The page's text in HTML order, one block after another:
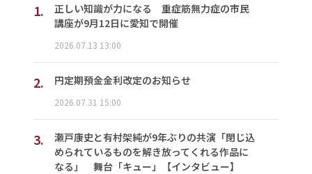
1.
正しい知識が力になる 重症筋無力症の市民
講座が9月12日に愛知で開催
2026.07.13 13:00
2. 円定期預金金利改定のお知らせ
2026.07.31 15:00
3.
瀬戸康史と有村架純が9年ぶりの共演「閉じ込
められているものを解き放ってくれる作品に
なる」 舞台「キュー」【インタビュー】